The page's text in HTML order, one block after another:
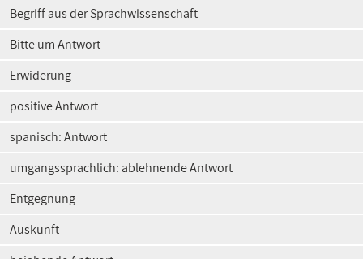
Begriff aus der Sprachwissenschaft
Bitte um Antwort
Erwiderung
positive Antwort
spanisch: Antwort
umgangssprachlich: ablehnende Antwort
Entgegnung
Auskunft